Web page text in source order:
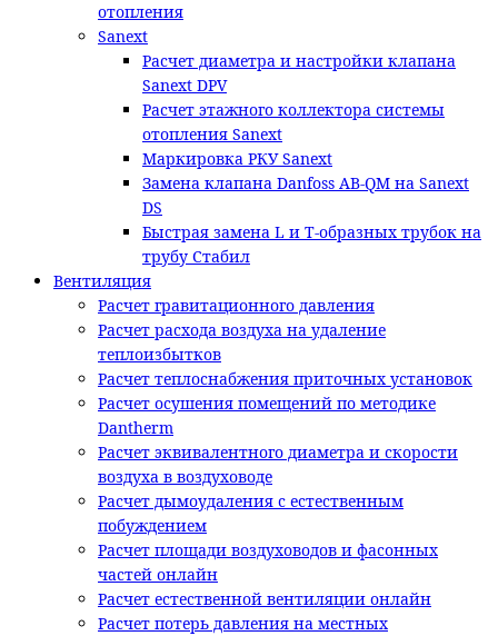
отопления
Sanext
Расчет диаметра и настройки клапана
Sanext DPV
Расчет этажного коллектора системы
отопления Sanext
Маркировка РКУ Sanext
Замена клапана Danfoss AB-QM на Sanext
DS
Быстрая замена L и T-образных трубок на
трубу Стабил
Вентиляция
Расчет гравитационного давления
Расчет расхода воздуха на удаление
теплоизбытков
Расчет теплоснабжения приточных установок
Расчет осушения помещений по методике
Dantherm
Расчет эквивалентного диаметра и скорости
воздуха в воздуховоде
Расчет дымоудаления с естественным
побуждением
Расчет площади воздуховодов и фасонных
частей онлайн
Расчет естественной вентиляции онлайн
Расчет потерь давления на местных